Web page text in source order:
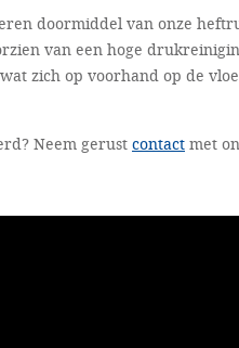
doormiddel van onze
van een hoge
zich op voorhand op de
Neem gerust contactmet